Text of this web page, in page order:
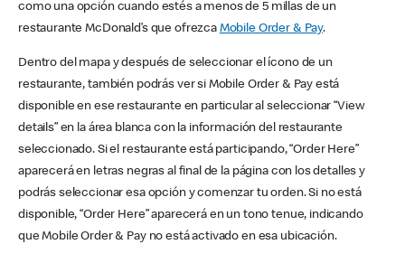
como una opción cuando estés a menos de 5 millas de un
restaurante McDonald’s que ofrezca Mobile Order & Pay.
Dentro del mapa y después de seleccionar el ícono de un
restaurante, también podrás ver si Mobile Order & Pay está
disponible en ese restaurante en particular al seleccionar “View
details” en la área blanca con la información del restaurante
seleccionado. Si el restaurante está participando, “Order Here”
aparecerá en letras negras al final de la página con los detalles y
podrás seleccionar esa opción y comenzar tu orden. Si no está
disponible, “Order Here” aparecerá en un tono tenue, indicando
que Mobile Order & Pay no está activado en esa ubicación.